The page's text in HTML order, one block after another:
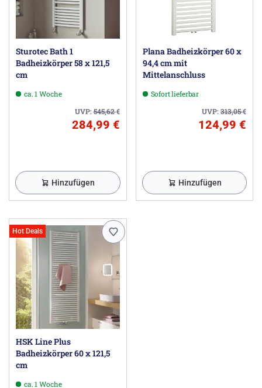
Sturotec Bath 1
Badheizkörper 58 x 121,5
cm
ca. 1 Woche
UVP:545,62€
284,99 €
Hinzufügen
Plana Badheizkörper 60 x
94,4 cm mit
Mittelanschluss
Sofort lieferbar
UVP:313,05€
124,99 €
Hinzufügen
Hot Deals
HSK Line Plus
Badheizkörper 60 x 121,5
cm
ca. 1 Woche